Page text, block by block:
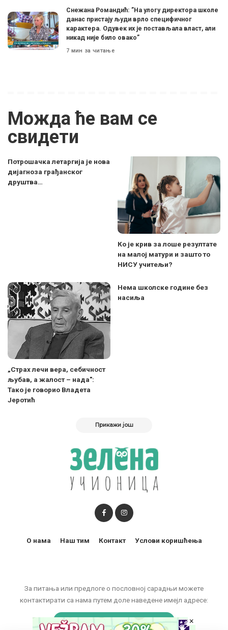
Снежана Романдић: ”На улогу директора школе
данас пристају људи врло специфичног
карактера. Одувек их је постављала власт, али
никад није било овако”
7 мин за читање
Можда ће вам се
свидети
Потрошачка летаргија је нова
дијагноза грађанског
друштва…
Ко је крив за лоше резултате
на малој матури и зашто то
НИСУ учитељи?
„Страх лечи вера, себичност
љубав, а жалост – нада":
Тако је говорио Владета
Јеротић
Нема школске године без
насиља
Прикажи још
За питања или предлоге о пословној сарадњи можете
контактирати са нама путем доле наведене имејл адресе:
marketing@zelenaucionica.com
О нама Наш тим Контакт Услови коришћења
×